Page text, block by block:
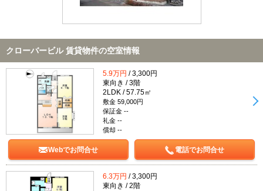
クローバービル 賃貸物件の空室情報
5.9万円 / 3,300円
東向き / 3階
2LDK / 57.75㎡
敷金 59,000円
保証金 --
礼金 --
償却 --
Webでお問合せ 電話でお問合せ
6.3万円 / 3,300円
東向き / 2階